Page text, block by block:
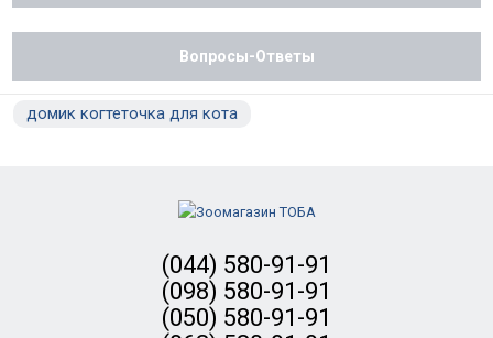
Вопросы-Ответы
домик когтеточка для кота
(044) 580-91-91
(098) 580-91-91
(050) 580-91-91